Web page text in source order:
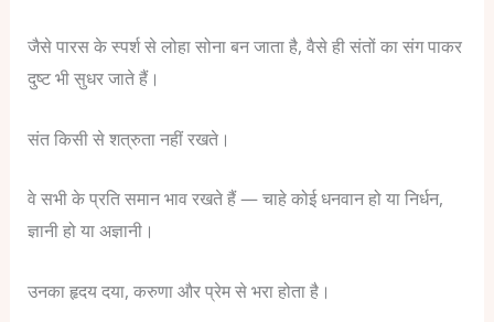
जैसे पारस के स्पर्श से लोहा सोना बन जाता है, वैसे ही संतों का संग पाकर
दुष्ट भी सुधर जाते हैं।
संत किसी से शत्रुता नहीं रखते।
वे सभी के प्रति समान भाव रखते हैं — चाहे कोई धनवान हो या निर्धन,
ज्ञानी हो या अज्ञानी।
उनका हृदय दया, करुणा और प्रेम से भरा होता है।